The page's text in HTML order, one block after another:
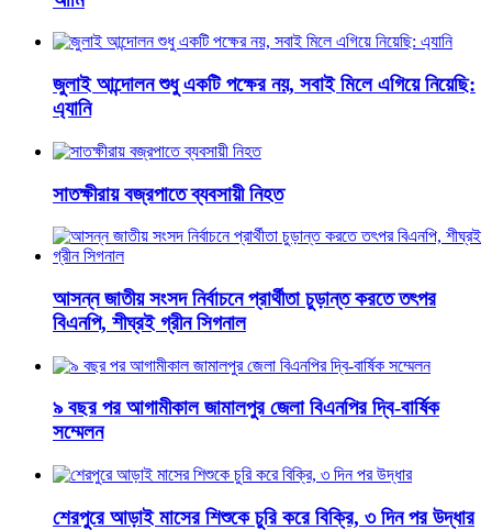
জুলাই আন্দোলন শুধু একটি পক্ষের নয়, সবাই মিলে এগিয়ে নিয়েছি:
এ্যানি
সাতক্ষীরায় বজ্রপাতে ব্যবসায়ী নিহত
আসন্ন জাতীয় সংসদ নির্বাচনে প্রার্থীতা চুড়ান্ত করতে তৎপর
বিএনপি, শীঘ্রই গ্রীন সিগনাল
৯ বছর পর আগামীকাল জামালপুর জেলা বিএনপির দ্বি-বার্ষিক
সম্মেলন
শেরপুরে আড়াই মাসের শিশুকে চুরি করে বিক্রি, ৩ দিন পর উদ্ধার